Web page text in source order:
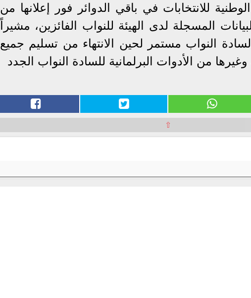
الوطنية للانتخابات في باقي الدوائر فور إعلانها من
المسجلة لدى الهيئة للنواب الفائزين، مشيراً
النواب مستمر لحين الانتهاء من تسليم جميع
من الأدوات البرلمانية للسادة النواب الجدد
⇧